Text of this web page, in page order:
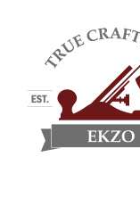
innehållet